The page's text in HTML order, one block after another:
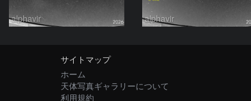
alphavir alphavir
サイトマップ
ホーム
天体写真ギャラリーについて
利用規約